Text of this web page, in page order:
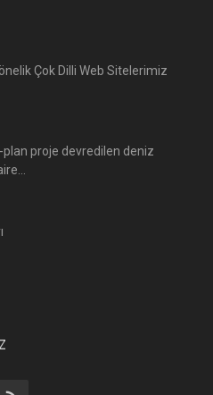
Çok Dilli Web Sitelerimiz
plan proje devredilen deniz